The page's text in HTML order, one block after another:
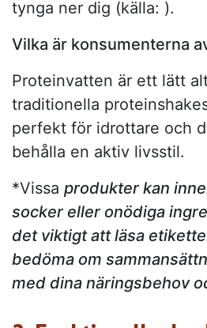
tynga ner dig (källa: ).
Vilka är konsumenterna
Proteinvatten är ett lätt
traditionella
perfekt för idrottare och
behålla en aktiv livsstil.
*Vissa produkter kan
socker eller onödiga
det viktigt att läsa
bedöma om
med dina näringsbehov